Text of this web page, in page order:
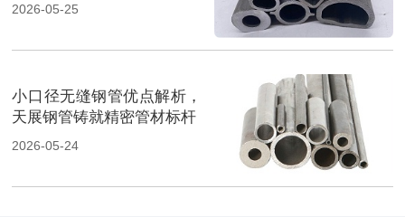
2026-05-25
小口径无缝钢管优点解析，
天展钢管铸就精密管材标杆
2026-05-24